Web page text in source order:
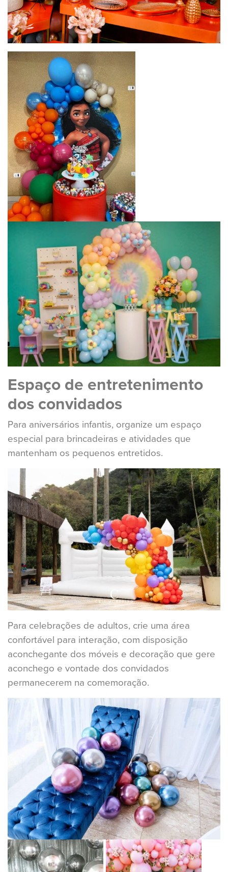
Espaço de entretenimento
dos convidados
Para aniversários infantis, organize um espaço
especial para brincadeiras e atividades que
mantenham os pequenos entretidos.
Para celebrações de adultos, crie uma área
confortável para interação, com disposição
aconchegante dos móveis e decoração que gere
aconchego e vontade dos convidados
permanecerem na comemoração.